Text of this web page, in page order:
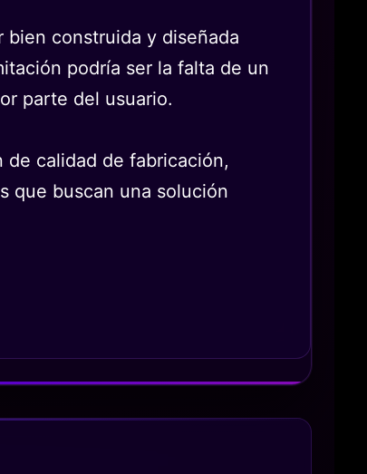
bien construida y diseñada
podría ser la falta de un
parte del usuario.
de calidad de fabricación,
que buscan una solución